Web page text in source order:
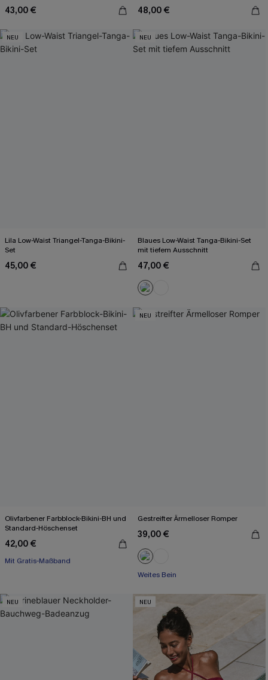
43,00 € 48,00 €
NEU
Lila Low-Waist Triangel-Tanga-Bikini-
Set
45,00 €
NEU
Blaues Low-Waist Tanga-Bikini-Set
mit tiefem Ausschnitt
47,00 €
Olivfarbener Farbblock-Bikini-BH und
Standard-Höschenset
42,00 €
Mit Gratis-Maßband
Separate Größen
NEU
Gestreifter Ärmelloser Romper
39,00 €
Weites Bein
NEU NEU